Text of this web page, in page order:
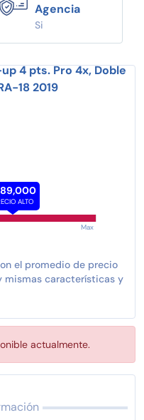
Agencia
Si
4 pts. Pro 4x, Doble
18 2019
ALTO
Max
el promedio de precio
mismas características y
actualmente.